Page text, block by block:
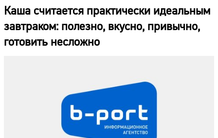
Каша считается практически идеальным
завтраком: полезно, вкусно, привычно,
готовить несложно
Курсы валют